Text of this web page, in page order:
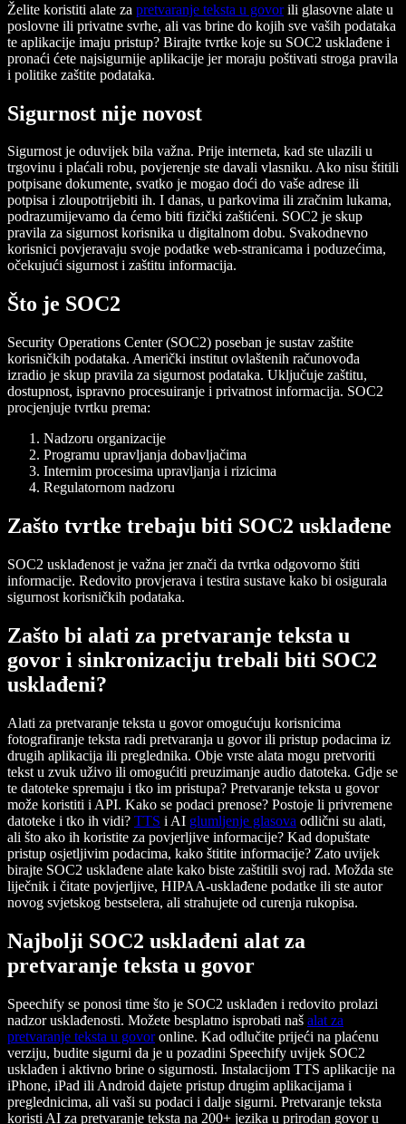
Želite koristiti alate za pretvaranje teksta u govorili glasovne alate u
poslovne ili privatne svrhe, ali vas brine do kojih sve vaših podataka
te aplikacije imaju pristup? Birajte tvrtke koje su SOC2 usklađene i
pronaći ćete najsigurnije aplikacije jer moraju poštivati stroga pravila
i politike zaštite podataka.
Sigurnost nije novost
Sigurnost je oduvijek bila važna. Prije interneta, kad ste ulazili u
trgovinu i plaćali robu, povjerenje ste davali vlasniku. Ako nisu štitili
potpisane dokumente, svatko je mogao doći do vaše adrese ili
potpisa i zloupotrijebiti ih. I danas, u parkovima ili zračnim lukama,
podrazumijevamo da ćemo biti fizički zaštićeni. SOC2 je skup
pravila za sigurnost korisnika u digitalnom dobu. Svakodnevno
korisnici povjeravaju svoje podatke web-stranicama i poduzećima,
očekujući sigurnost i zaštitu informacija.
Što je SOC2
Security Operations Center (SOC2) poseban je sustav zaštite
korisničkih podataka. Američki institut ovlaštenih računovođa
izradio je skup pravila za sigurnost podataka. Uključuje zaštitu,
dostupnost, ispravno procesuiranje i privatnost informacija. SOC2
procjenjuje tvrtku prema:
Nadzoru organizacije
Programu upravljanja dobavljačima
Internim procesima upravljanja i rizicima
Regulatornom nadzoru
Zašto tvrtke trebaju biti SOC2 usklađene
SOC2 usklađenost je važna jer znači da tvrtka odgovorno štiti
informacije. Redovito provjerava i testira sustave kako bi osigurala
sigurnost korisničkih podataka.
Zašto bi alati za pretvaranje teksta u
govor i sinkronizaciju trebali biti SOC2
usklađeni?
Alati za pretvaranje teksta u govor omogućuju korisnicima
fotografiranje teksta radi pretvaranja u govor ili pristup podacima iz
drugih aplikacija ili preglednika. Obje vrste alata mogu pretvoriti
tekst u zvuk uživo ili omogućiti preuzimanje audio datoteka. Gdje se
te datoteke spremaju i tko im pristupa? Pretvaranje teksta u govor
može koristiti i API. Kako se podaci prenose? Postoje li privremene
datoteke i tko ih vidi? TTS i AI glumljenje glasova odlični su alati,
ali što ako ih koristite za povjerljive informacije? Kad dopuštate
pristup osjetljivim podacima, kako štitite informacije? Zato uvijek
birajte SOC2 usklađene alate kako biste zaštitili svoj rad. Možda ste
liječnik i čitate povjerljive, HIPAA-usklađene podatke ili ste autor
novog svjetskog bestselera, ali strahujete od curenja rukopisa.
Najbolji SOC2 usklađeni alat za
pretvaranje teksta u govor
Speechify se ponosi time što je SOC2 usklađen i redovito prolazi
nadzor usklađenosti. Možete besplatno isprobati naš alat za
pretvaranje teksta u govoronline. Kad odlučite prijeći na plaćenu
verziju, budite sigurni da je u pozadini Speechify uvijek SOC2
usklađen i aktivno brine o sigurnosti. Instalacijom TTS aplikacije na
iPhone, iPad ili Android dajete pristup drugim aplikacijama i
preglednicima, ali vaši su podaci i dalje sigurni. Pretvaranje teksta
koristi AI za pretvaranje teksta na 200+ jezika u prirodan govor u